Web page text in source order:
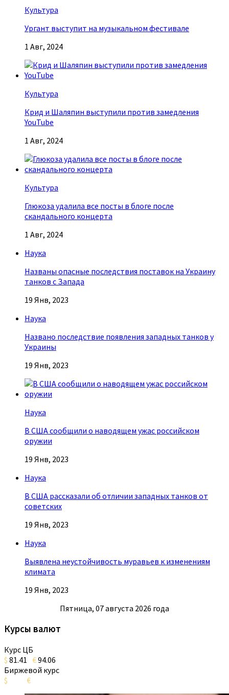
Культура
Ургант выступит на музыкальном фестивале
1 Авг, 2024
Культура
Крид и Шаляпин выступили против замедления
YouTube
1 Авг, 2024
Культура
Глюкоза удалила все посты в блоге после
скандального концерта
1 Авг, 2024
Наука
Названы опасные последствия поставок на Украину
танков с Запада
19 Янв, 2023
Наука
Названо последствие появления западных танков у
Украины
19 Янв, 2023
Наука
В США сообщили о наводящем ужас российском
оружии
19 Янв, 2023
Наука
В США рассказали об отличии западных танков от
советских
19 Янв, 2023
Наука
Выявлена неустойчивость муравьев к изменениям
климата
19 Янв, 2023
Пятница, 07 августа 2026 года
Курсы валют
Курс ЦБ
$ 81.41 €94.06
Биржевой курс
$
€